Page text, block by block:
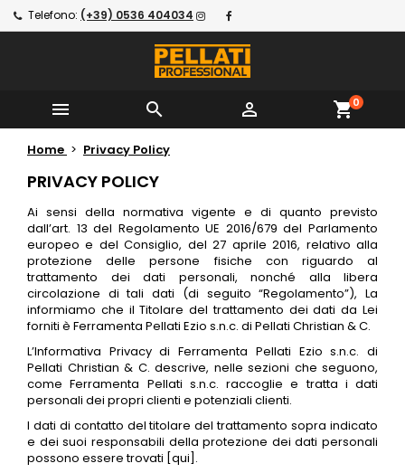
Telefono: (+39) 0536 404034
   shopping_cart0
Home Privacy Policy
PRIVACY POLICY
Ai sensi della normativa vigente e di quanto previsto
dall’art. 13 del Regolamento UE 2016/679 del Parlamento
europeo e del Consiglio, del 27 aprile 2016, relativo alla
protezione delle persone fisiche con riguardo al
trattamento dei dati personali, nonché alla libera
circolazione di tali dati (di seguito “Regolamento”), La
informiamo che il Titolare del trattamento dei dati da Lei
forniti è Ferramenta Pellati Ezio s.n.c. di Pellati Christian & C.
L’Informativa Privacy di Ferramenta Pellati Ezio s.n.c. di
Pellati Christian & C. descrive, nelle sezioni che seguono,
come Ferramenta Pellati s.n.c. raccoglie e tratta i dati
personali dei propri clienti e potenziali clienti.
I dati di contatto del titolare del trattamento sopra indicato
e dei suoi responsabili della protezione dei dati personali
possono essere trovati [qui].